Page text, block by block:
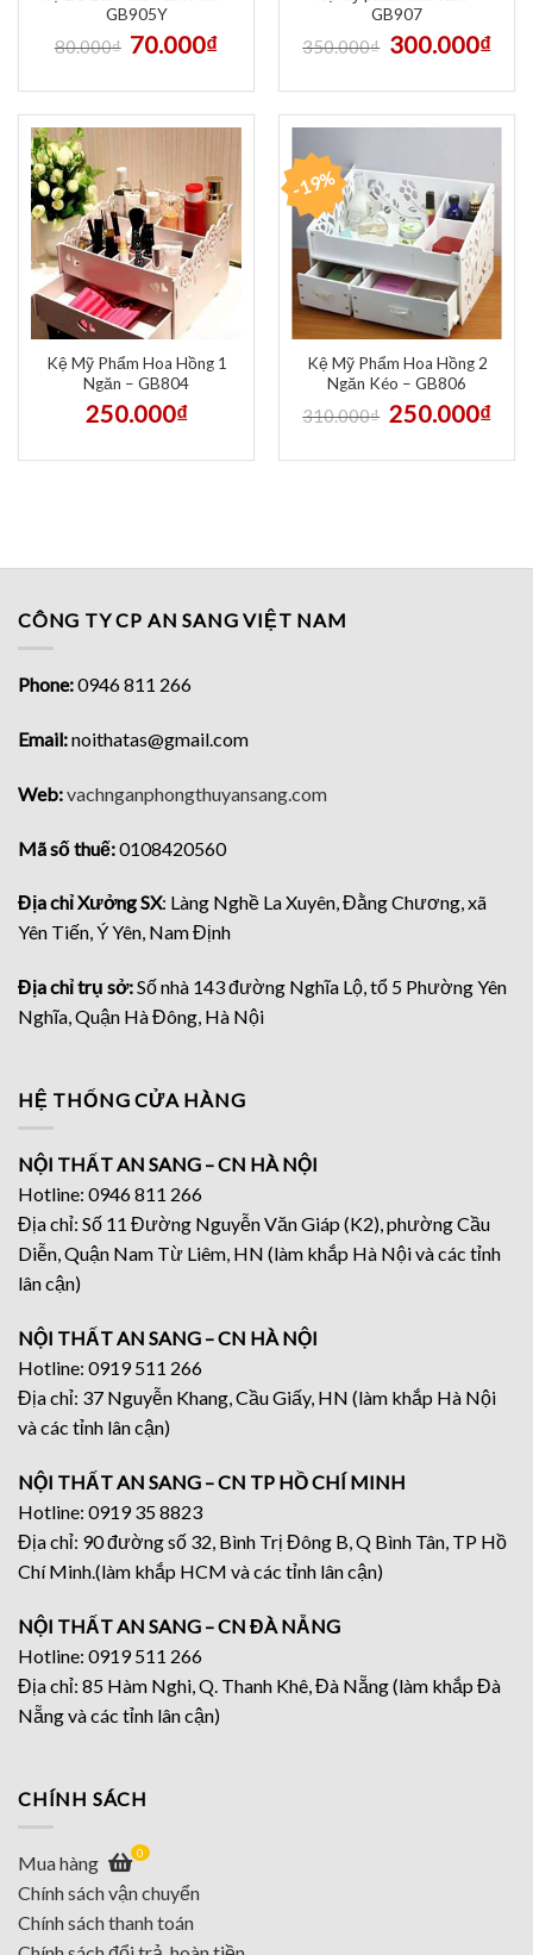
GB905Y
80.000₫ 70.000₫
GB907
350.000₫ 300.000₫
Kệ Mỹ Phẩm Hoa Hồng 1
Ngăn – GB804
250.000₫
-19%
Kệ Mỹ Phẩm Hoa Hồng 2
Ngăn Kéo – GB806
310.000₫ 250.000₫
CÔNG TY CP AN SANG VIỆT NAM
Phone:0946 811 266
Email:noithatas@gmail.com
Web:vachnganphongthuyansang.com
Mã số thuế:0108420560
Địa chỉ Xưởng SX: Làng Nghề La Xuyên, Đằng Chương, xã
Yên Tiến, Ý Yên, Nam Định
Địa chỉ trụ sở:Số nhà 143 đường Nghĩa Lộ, tổ 5 Phường Yên
Nghĩa, Quận Hà Đông, Hà Nội
HỆ THỐNG CỬA HÀNG
NỘI THẤT AN SANG – CN HÀ NỘI
Hotline: 0946 811 266
Địa chỉ: Số 11 Đường Nguyễn Văn Giáp (K2), phường Cầu
Diễn, Quận Nam Từ Liêm, HN (làm khắp Hà Nội và các tỉnh
lân cận)
NỘI THẤT AN SANG – CN HÀ NỘI
Hotline: 0919 511 266
Địa chỉ: 37 Nguyễn Khang, Cầu Giấy, HN (làm khắp Hà Nội
và các tỉnh lân cận)
NỘI THẤT AN SANG – CN TP HỒ CHÍ MINH
Hotline: 0919 35 8823
Địa chỉ: 90 đường số 32, Bình Trị Đông B, Q Bình Tân, TP Hồ
Chí Minh.(làm khắp HCM và các tỉnh lân cận)
NỘI THẤT AN SANG – CN ĐÀ NẴNG
Hotline: 0919 511 266
Địa chỉ: 85 Hàm Nghi, Q. Thanh Khê, Đà Nẵng (làm khắp Đà
Nẵng và các tỉnh lân cận)
CHÍNH SÁCH
Mua hàng 0
Chính sách vận chuyển
Chính sách thanh toán